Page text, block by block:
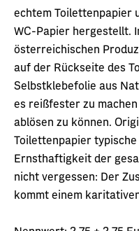
echtem Toilettenpapier
WC-Papier hergestellt.
österreichischen
auf der Rückseite des
Selbstklebefolie aus
es reißfester zu
ablösen zu können.
Toilettenpapier
Ernsthaftigkeit der
nicht vergessen: Der
kommt einem